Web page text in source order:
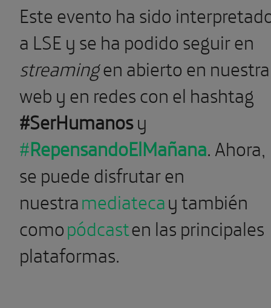
Este evento ha sido
a LSE y se ha podido seguir en
streamingen abierto en nuestra
web y en redes con el hashtag
#SerHumanosy
#RepensandoElMañana. Ahora,
se puede disfrutar en
nuestramediatecay también
comopódcasten las principales
plataformas.